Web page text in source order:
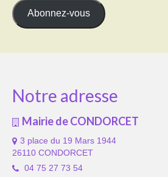
mail
Abonnez-vous
Notre adresse
Mairie de CONDORCET
3 place du 19 Mars 1944
26110 CONDORCET
04 75 27 73 54